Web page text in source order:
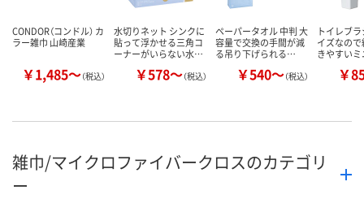
CONDOR（コンドル） カ
ラー雑巾 山崎産業
￥1,485～（税込）
水切りネット シンクに
貼って浮かせる三角コ
ーナーがいらない水…
￥578～（税込）
ペーパータオル 中判 大
容量で交換の手間が減
る吊り下げられる…
￥540～（税込）
トイレブ
イズなの
きやすい
￥
雑巾/マイクロファイバークロスのカテゴリ
ー